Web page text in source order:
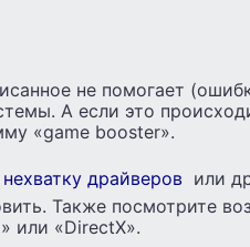
не помогает
А если это
«game booster».
нехватку драйверов или
Также посмотрите
или «DirectX».